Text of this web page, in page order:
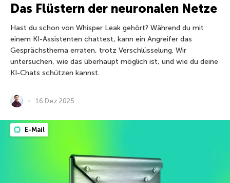
Das Flüstern der neuronalen Netze
Hast du schon von Whisper Leak gehört? Während du mit
einem KI-Assistenten chattest, kann ein Angreifer das
Gesprächsthema erraten, trotz Verschlüsselung. Wir
untersuchen, wie das überhaupt möglich ist, und wie du deine
KI-Chats schützen kannst.
16 Dez 2025
E-Mail